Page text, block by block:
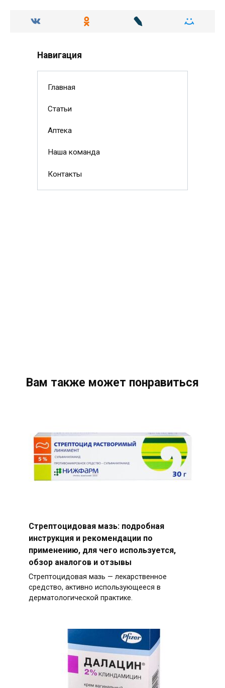
Навигация
Главная
Статьи
Аптека
Наша команда
Контакты
Вам также может понравиться
Стрептоцидовая мазь: подробная
инструкция и рекомендации по
применению, для чего используется,
обзор аналогов и отзывы
Стрептоцидовая мазь — лекарственное
средство, активно использующееся в
дерматологической практике.